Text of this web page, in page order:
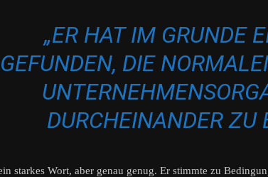
„ER HAT IM GRUNDE
GEFUNDEN, DIE
DURCHEINANDER ZU
starkes Wort, aber genau genug. Er stimmte zu